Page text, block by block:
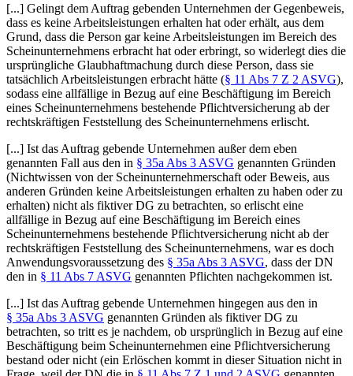
[...] Gelingt dem Auftrag gebenden Unternehmen der Gegenbeweis,
dass es keine Arbeitsleistungen erhalten hat oder erhält, aus dem
Grund, dass die Person gar keine Arbeitsleistungen im Bereich des
Scheinunternehmens erbracht hat oder erbringt, so widerlegt dies die
ursprüngliche Glaubhaftmachung durch diese Person, dass sie
tatsächlich Arbeitsleistungen erbracht hätte (§ 11 Abs 7 Z 2 ASVG),
sodass eine allfällige in Bezug auf eine Beschäftigung im Bereich
eines Scheinunternehmens bestehende Pflichtversicherung ab der
rechtskräftigen Feststellung des Scheinunternehmens erlischt.
[...] Ist das Auftrag gebende Unternehmen außer dem eben
genannten Fall aus den in § 35a Abs 3 ASVG genannten Gründen
(Nichtwissen von der Scheinunternehmerschaft oder Beweis, aus
anderen Gründen keine Arbeitsleistungen erhalten zu haben oder zu
erhalten) nicht als fiktiver DG zu betrachten, so erlischt eine
allfällige in Bezug auf eine Beschäftigung im Bereich eines
Scheinunternehmens bestehende Pflichtversicherung nicht ab der
rechtskräftigen Feststellung des Scheinunternehmens, war es doch
Anwendungsvoraussetzung des § 35a Abs 3 ASVG, dass der DN
den in § 11 Abs 7 ASVG genannten Pflichten nachgekommen ist.
[...] Ist das Auftrag gebende Unternehmen hingegen aus den in
§ 35a Abs 3 ASVG genannten Gründen als fiktiver DG zu
betrachten, so tritt es je nachdem, ob ursprünglich in Bezug auf eine
Beschäftigung beim Scheinunternehmen eine Pflichtversicherung
bestand oder nicht (ein Erlöschen kommt in dieser Situation nicht in